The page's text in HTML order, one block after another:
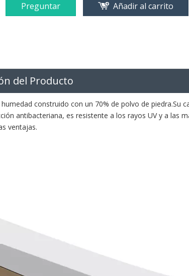
Preguntar Añadir al carrito
del Producto
construido con un 70% de polvo de piedra.Su
antibacteriana, es resistente a los rayos UV y a las
ventajas.